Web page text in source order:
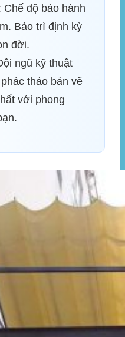
Chế độ bảo hành
Bảo trì định kỳ
đời.
ngũ kỹ thuật
thảo bản vẽ
với phong